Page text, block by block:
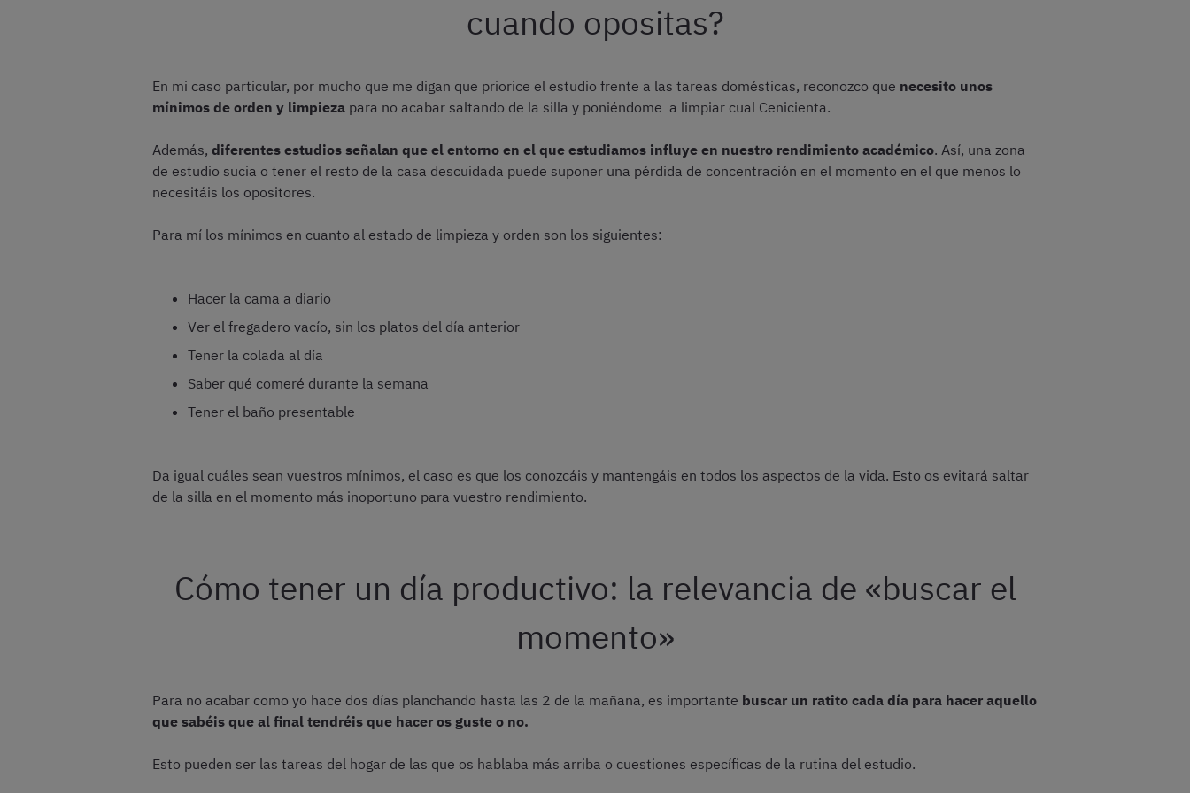
cuando opositas?
En mi caso particular, por mucho que me digan que priorice el estudio frente a las tareas domésticas, reconozco que necesito unos
mínimos de orden y limpieza para no acabar saltando de la silla y poniéndome a limpiar cual Cenicienta.
Además, diferentes estudios señalan que el entorno en el que estudiamos influye en nuestro rendimiento académico. Así, una zona
de estudio sucia o tener el resto de la casa descuidada puede suponer una pérdida de concentración en el momento en el que menos lo
necesitáis los opositores.
Para mí los mínimos en cuanto al estado de limpieza y orden son los siguientes:
Hacer la cama a diario
Ver el fregadero vacío, sin los platos del día anterior
Tener la colada al día
Saber qué comeré durante la semana
Tener el baño presentable
Da igual cuáles sean vuestros mínimos, el caso es que los conozcáis y mantengáis en todos los aspectos de la vida. Esto os evitará saltar
de la silla en el momento más inoportuno para vuestro rendimiento.
Cómo tener un día productivo: la relevancia de «buscar el
momento»
Para no acabar como yo hace dos días planchando hasta las 2 de la mañana, es importante buscar un ratito cada día para hacer aquello
que sabéis que al final tendréis que hacer os guste o no.
Esto pueden ser las tareas del hogar de las que os hablaba más arriba o cuestiones específicas de la rutina del estudio.